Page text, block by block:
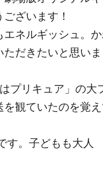
ざいます！
ネルギッシュ。
だきたいと思いま
プリキュア」の大
を観ていたのを覚
す。子どもも大人